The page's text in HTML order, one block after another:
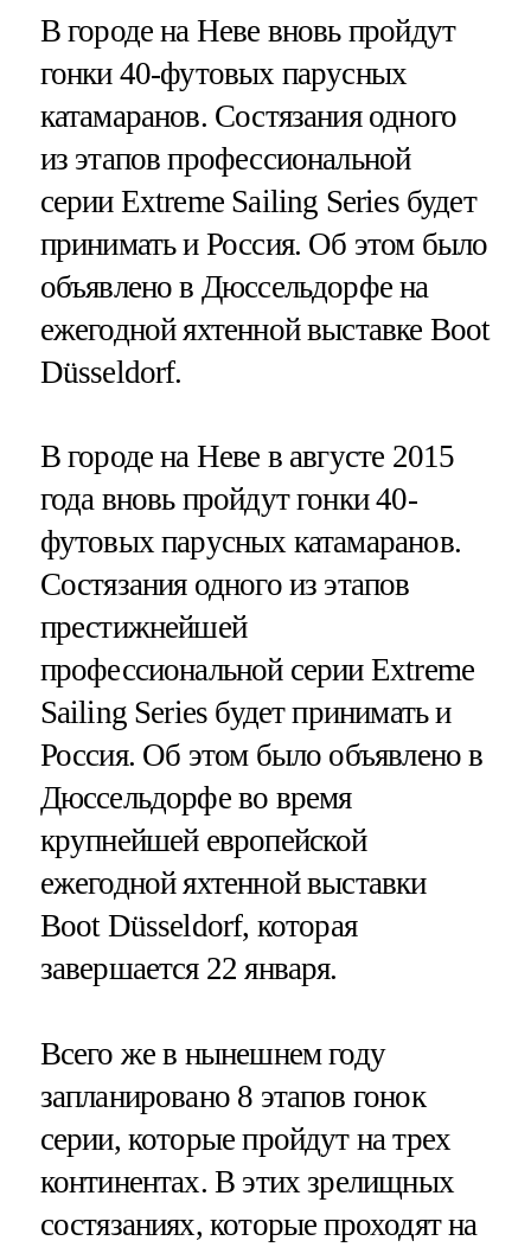
В городе на Неве вновь пройдут
гонки 40-футовых парусных
катамаранов. Состязания одного
из этапов профессиональной
серии Extreme Sailing Series будет
принимать и Россия. Об этом было
объявлено в Дюссельдорфе на
ежегодной яхтенной выставке Boot
Düsseldorf.
В городе на Неве в августе 2015
года вновь пройдут гонки 40-
футовых парусных катамаранов.
Состязания одного из этапов
престижнейшей
профессиональной серии Extreme
Sailing Series будет принимать и
Россия. Об этом было объявлено в
Дюссельдорфе во время
крупнейшей европейской
ежегодной яхтенной выставки
Boot Düsseldorf, которая
завершается 22 января.
Всего же в нынешнем году
запланировано 8 этапов гонок
серии, которые пройдут на трех
континентах. В этих зрелищных
состязаниях, которые проходят на